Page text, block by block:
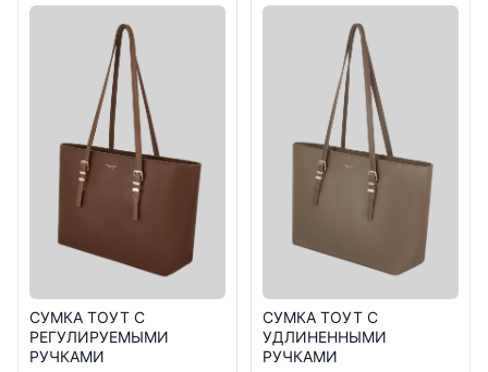
СУМКА ТОУТ С
РЕГУЛИРУЕМЫМИ
РУЧКАМИ
СУМКА ТОУТ С
УДЛИНЕННЫМИ
РУЧКАМИ